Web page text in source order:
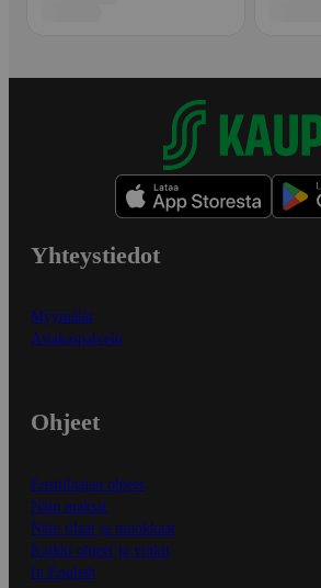
Yhteystiedot
Myymälät
Asiakaspalvelu
Ohjeet
Ensitilaajan ohjeet
Näin maksat
Näin tilaat ja muokkaat
Kaikki ohjeet ja vinkit
In English